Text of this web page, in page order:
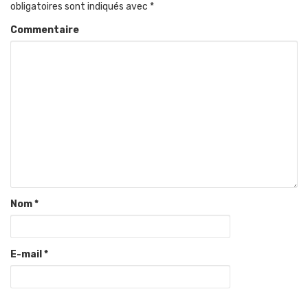
obligatoires sont indiqués avec *
Commentaire
Nom*
E-mail *